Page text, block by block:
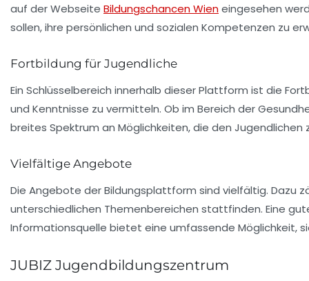
auf der Webseite Bildungschancen Wieneingesehen
sollen, ihre persönlichen und sozialen Kompetenzen zu
Fortbildung für Jugendliche
Ein Schlüsselbereich innerhalb dieser Plattform ist die
und Kenntnisse zu vermitteln. Ob im Bereich der
breites Spektrum an Möglichkeiten, die den Jugendlichen
Vielfältige Angebote
Die Angebote der Bildungsplattform sind vielfältig. Dazu
unterschiedlichen Themenbereichen stattfinden. Eine
Informationsquelle bietet eine umfassende Möglichkeit,
JUBIZ Jugendbildungszentrum